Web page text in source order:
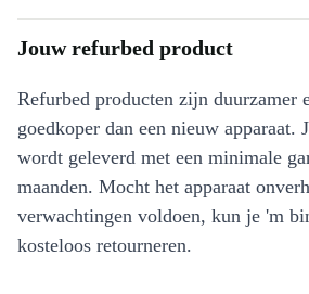
Jouw refurbed product
Refurbed producten zijn duurzamer
goedkoper dan een nieuw apparaat.
wordt geleverd met een minimale
maanden. Mocht het apparaat
verwachtingen voldoen, kun je 'm
kosteloos retourneren.